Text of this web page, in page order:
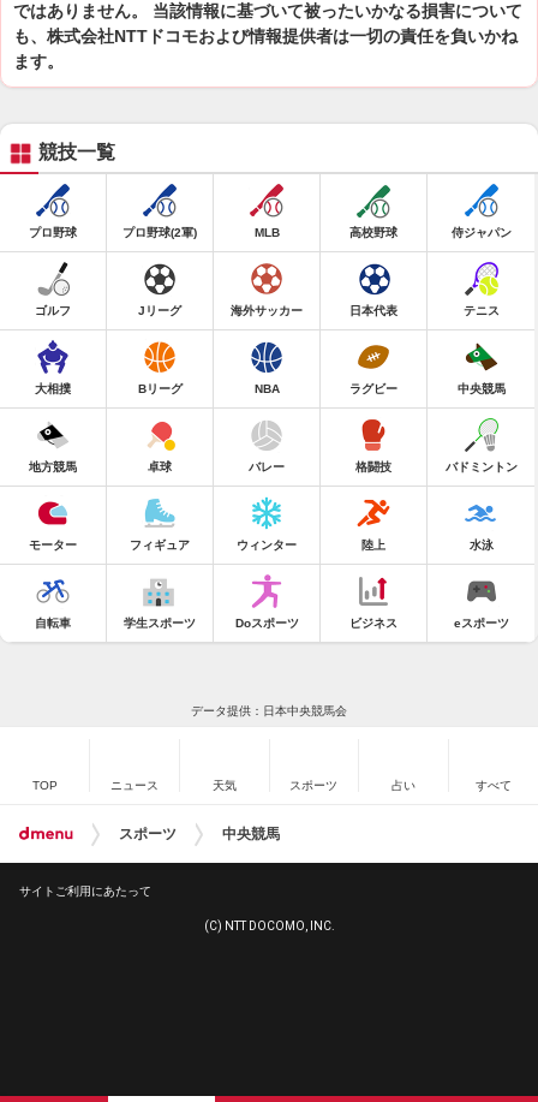
ではありません。 当該情報に基づいて被ったいかなる損害について
も、株式会社NTTドコモおよび情報提供者は一切の責任を負いかね
ます。
競技一覧
プロ野球 プロ野球(2軍) MLB 高校野球 侍ジャパン
ゴルフ Jリーグ 海外サッカー 日本代表 テニス
大相撲 Bリーグ NBA ラグビー 中央競馬
地方競馬 卓球 バレー 格闘技 バドミントン
モーター フィギュア ウィンター 陸上 水泳
自転車 学生スポーツ Doスポーツ ビジネス eスポーツ
データ提供：日本中央競馬会
TOP ニュース 天気 スポーツ 占い すべて
スポーツ 中央競馬
サイトご利用にあたって
(C) NTT DOCOMO, INC.